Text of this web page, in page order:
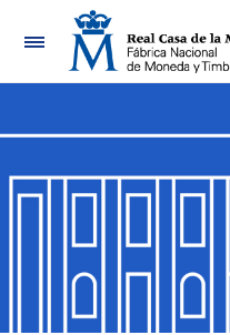
Nabigazioa
Erakutsi/Ezkutatu
Erakutsi/Ezkutatu
Erakutsi/Ezkutatu